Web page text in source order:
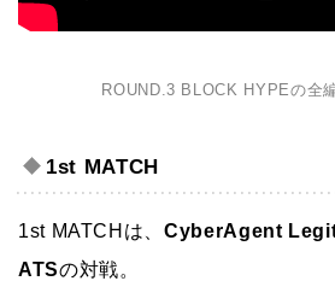
ROUND.3 BLOCK HYPEの全
1st MATCH
1st MATCHは、CyberAgent
ATSの対戦。